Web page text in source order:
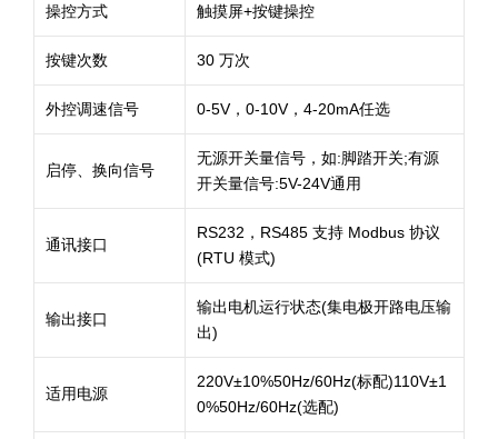
操控方式 触摸屏+按键操控
按键次数 30 万次
外控调速信号 0-5V，0-10V，4-20mA任选
启停、换向信号
无源开关量信号，如:脚踏开关;有源
开关量信号:5V-24V通用
通讯接口
RS232，RS485 支持 Modbus 协议
(RTU 模式)
输出接口
输出电机运行状态(集电极开路电压输
出)
适用电源
220V±10%50Hz/60Hz(标配)110V±1
0%50Hz/60Hz(选配)